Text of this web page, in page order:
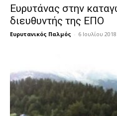
Ευρυτάνας στην
διευθυντής της ΕΠΟ
Ευρυτανικός Παλμός - 6 Ιουλίου 2018